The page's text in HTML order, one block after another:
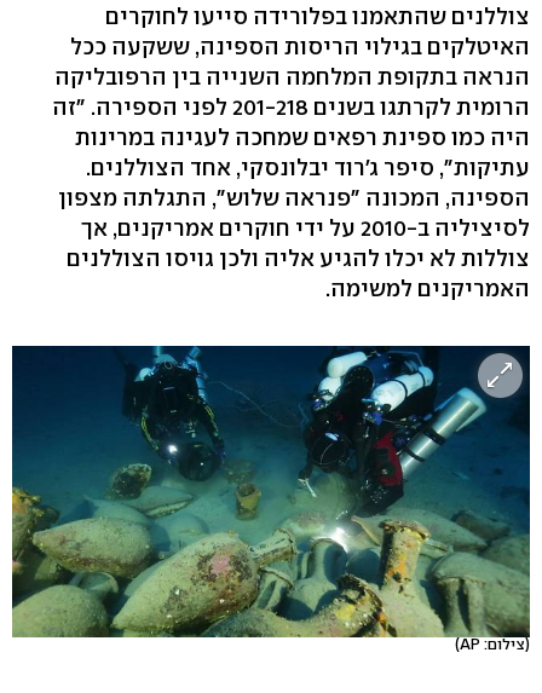
hlsjs-lite: Network error
צוללנים שהתאמנו בפלורידה סייעו לחוקרים
האיטלקים בגילוי הריסות הספינה, ששקעה ככל
הנראה בתקופת המלחמה השנייה בין הרפובליקה
הרומית לקרתגו בשנים 201-218 לפני הספירה. "זה
היה כמו ספינת רפאים שמחכה לעגינה במרינות
עתיקות", סיפר ג'רוד יבלונסקי, אחד הצוללנים.
הספינה, המכונה "פנראה שלוש", התגלתה מצפון
לסיציליה ב-2010 על ידי חוקרים אמריקנים, אך
צוללות לא יכלו להגיע אליה ולכן גויסו הצוללנים
האמריקנים למשימה.
(צילום: AP)